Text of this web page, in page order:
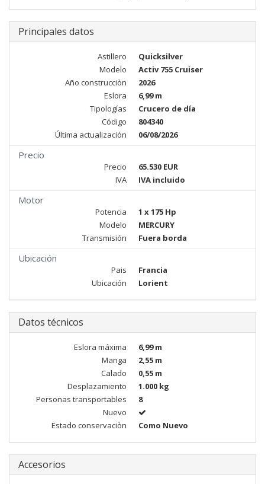
Principales datos
Astillero
Quicksilver
Modelo
Activ 755 Cruiser
Año construcciòn
2026
Eslora
6,99 m
Tipologías
Crucero de día
Código
804340
Última actualización
06/08/2026
Precio
Precio
65.530 EUR
IVA
IVA incluido
Motor
Potencia
1 x 175 Hp
Modelo
MERCURY
Transmisión
Fuera borda
Ubicación
Pais
Francia
Ubicación
Lorient
Datos técnicos
Eslora máxima
6,99 m
Manga
2,55 m
Calado
0,55 m
Desplazamiento
1.000 kg
Personas transportables
8
Nuevo
Estado conservaciòn
Como Nuevo
Accesorios